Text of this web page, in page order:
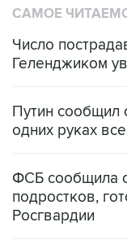
САМОЕ
Число
Геленджиком
Путин сообщил
одних руках
ФСБ сообщила
подростков,
Росгвардии